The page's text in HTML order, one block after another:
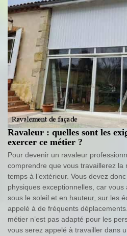
Ravaleur : quelles sont les
exercer ce métier ?
Pour devenir un ravaleur
comprendre que vous travaillerez la
temps à l’extérieur. Vous devez
physiques exceptionnelles, car
sous le soleil et en hauteur, sur les
appelé à de fréquents
métier n’est pas adapté pour les
vous serez appelé à travailler dans